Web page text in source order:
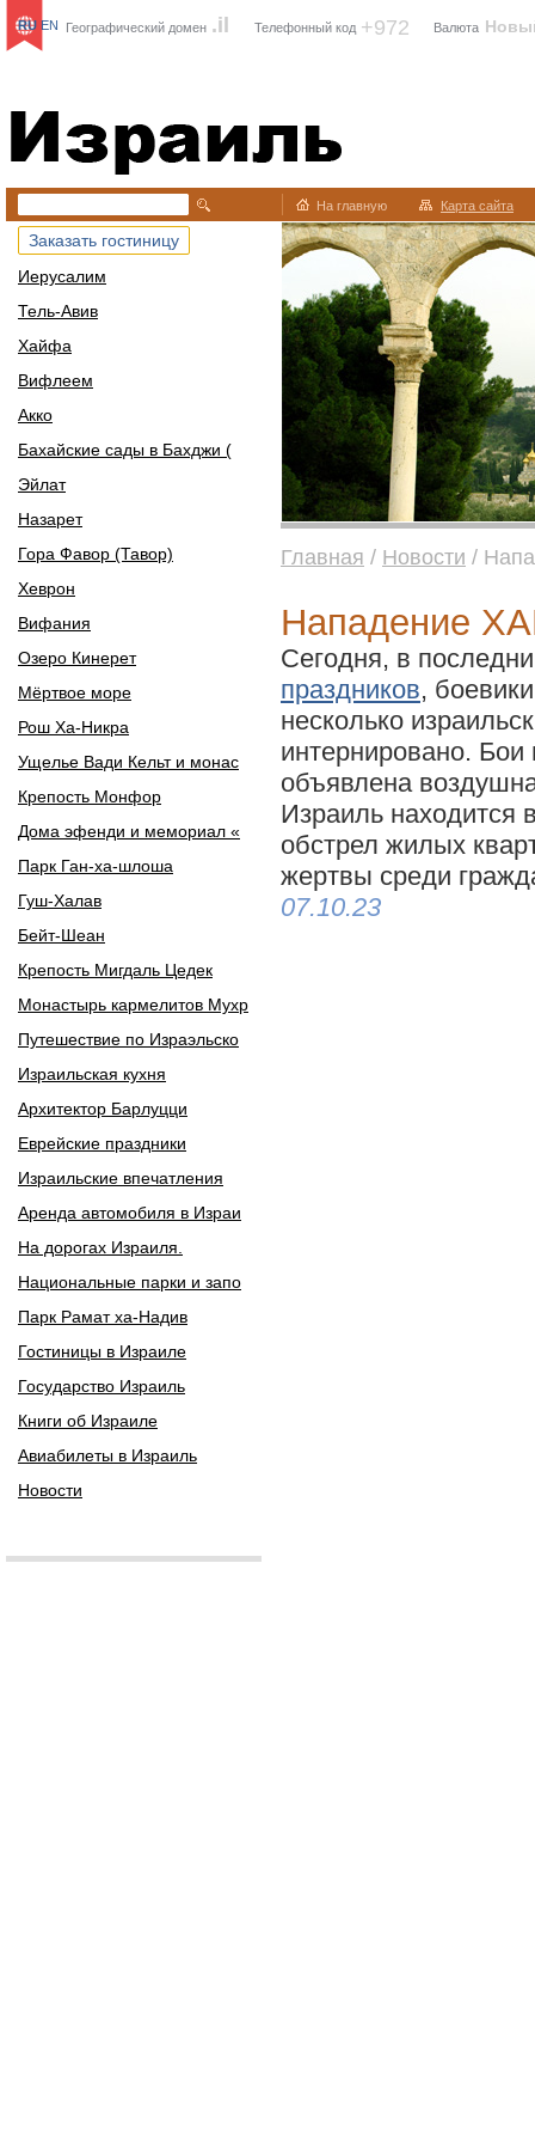
Израиль
Географический домен .il Телефонный код +972 Валюта
RU EN
На главную Карта сайта
Заказать гостиницу
Иерусалим
Тель-Авив
Хайфа
Вифлеем
Акко
Бахайские сады в Бахджи (
Эйлат
Назарет
Гора Фавор (Тавор)
Хеврон
Вифания
Озеро Кинерет
Мёртвое море
Рош Ха-Никра
Ущелье Вади Кельт и монас
Крепость Монфор
Дома эфенди и мемориал «
Парк Ган-ха-шлоша
Гуш-Халав
Бейт-Шеан
Крепость Мигдаль Цедек
Монастырь кармелитов Мухр
Путешествие по Израэльско
Израильская кухня
Архитектор Барлуцци
Еврейские праздники
Израильские впечатления
Аренда автомобиля в Израи
На дорогах Израиля.
Национальные парки и запо
Парк Рамат ха-Надив
Гостиницы в Израиле
Государство Израиль
Книги об Израиле
Авиабилеты в Израиль
Новости
Главная / Новости /
Нападение
Сегодня, в
праздников,
несколько
интернировано.
объявлена
Израиль находится
обстрел жилых
жертвы среди
07.10.23